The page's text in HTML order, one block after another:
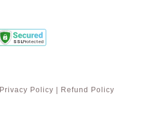
Privacy Policy Refund Policy